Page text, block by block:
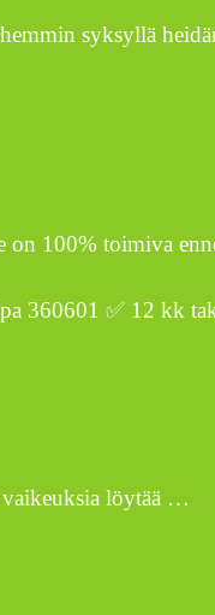
syksyllä
on 100% toimiva
360601 ✅ 12 kk
vaikeuksia löytää …